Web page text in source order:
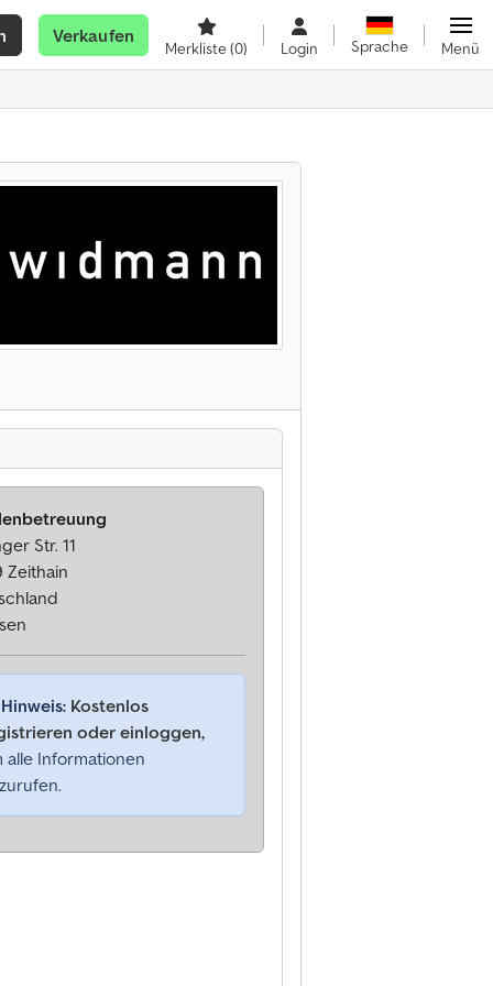
Verkaufen
Merkliste(0) Login Sprache Menü
Str. 11
Zeithain
Kostenlos
oder einloggen,
alle Informationen